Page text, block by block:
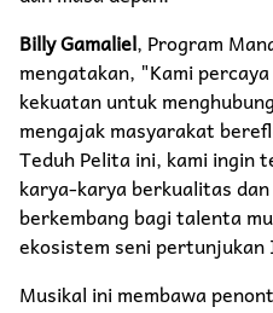
Billy Gamaliel, Program
mengatakan, "Kami
kekuatan untuk
mengajak masyarakat
Teduh Pelita ini, kami ingin
karya-karya berkualitas
berkembang bagi talenta
ekosistem seni pertunjukan
Musikal ini membawa